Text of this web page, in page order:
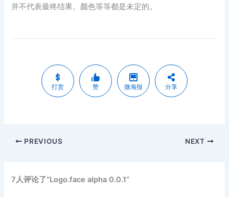
并不代表最终结果。颜色等等都是未定的。
打赏 赞 微海报 分享
PREVIOUS NEXT
7人评论了“Logo.face alpha 0.0.1”